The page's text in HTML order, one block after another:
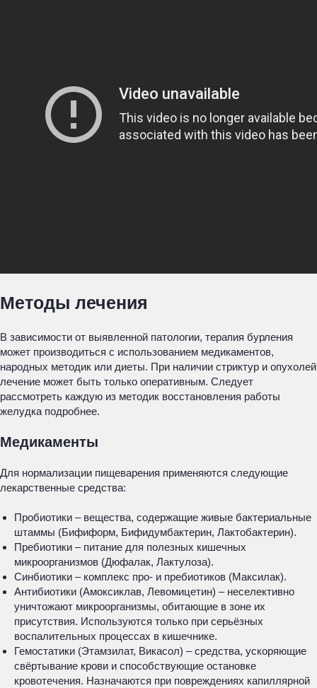
Методы лечения
В зависимости от выявленной патологии, терапия бурления
может производиться с использованием медикаментов,
народных методик или диеты. При наличии стриктур и опухолей
лечение может быть только оперативным. Следует
рассмотреть каждую из методик восстановления работы
желудка подробнее.
Медикаменты
Для нормализации пищеварения применяются следующие
лекарственные средства:
Пробиотики – вещества, содержащие живые бактериальные
штаммы (Бифиформ, Бифидумбактерин, Лактобактерин).
Пребиотики – питание для полезных кишечных
микроорганизмов (Дюфалак, Лактулоза).
Синбиотики – комплекс про- и пребиотиков (Максилак).
Антибиотики (Амоксиклав, Левомицетин) – неселективно
уничтожают микроорганизмы, обитающие в зоне их
присутствия. Используются только при серьёзных
воспалительных процессах в кишечнике.
Гемостатики (Этамзилат, Викасол) – средства, ускоряющие
свёртывание крови и способствующие остановке
кровотечения. Назначаются при повреждениях капиллярной